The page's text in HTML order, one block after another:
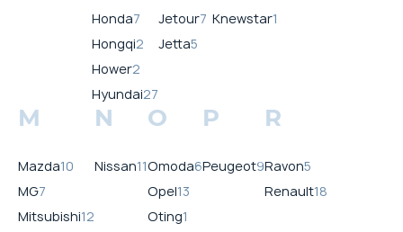
Honda7
Hongqi2
Hower2
Hyundai27
Jetour7
Jetta5
Knewstar1
M
Mazda10
MG7
Mitsubishi12
N
Nissan11
O
Omoda6
Opel13
Oting1
P
Peugeot9
R
Ravon5
Renault18